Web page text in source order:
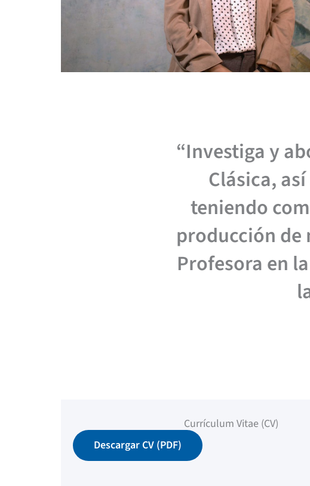
“Investiga y
Clásica,
teniendo
producción de
Profesora en
Currículum Vitae (CV)
Descargar CV (PDF)